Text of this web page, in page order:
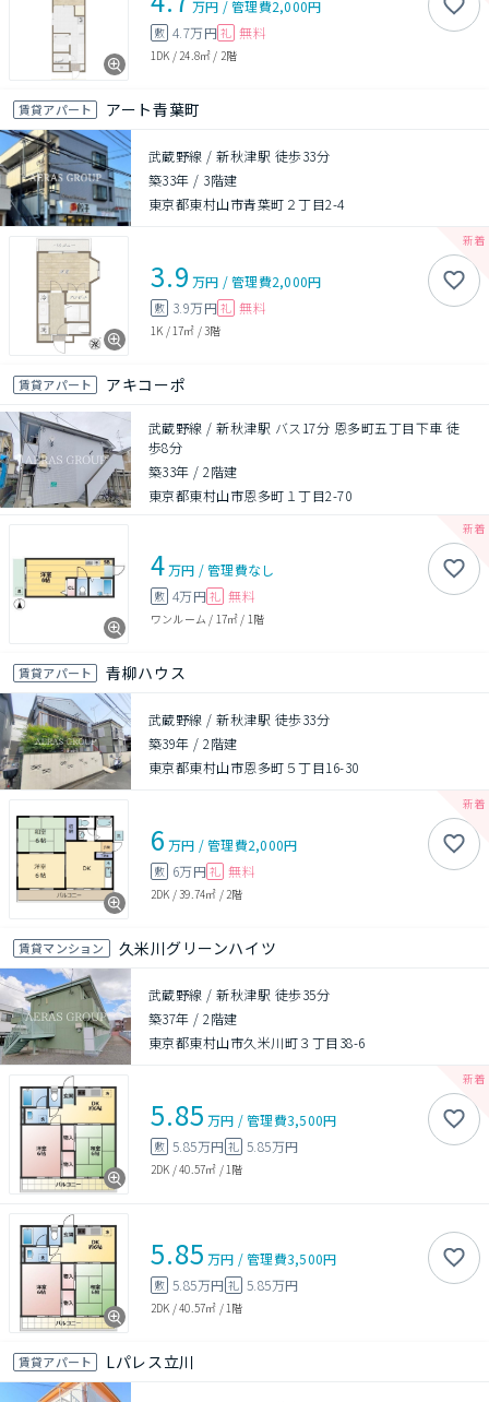
万円 /管理費2,000円
敷 4.7万円 礼 無料
1DK / 24.8㎡ / 2階
賃貸アパート アート青葉町
武蔵野線 / 新秋津駅 徒歩33分
築33年 / 3階建
東京都東村山市青葉町２丁目2-4
3.9 万円 /管理費2,000円
敷 3.9万円 礼 無料
1K / 17㎡ /3階
賃貸アパート アキコーポ
武蔵野線 / 新秋津駅 バス17分 恩多町五丁目下車 徒
歩8分
築33年 /2階建
東京都東村山市恩多町１丁目2-70
4万円 /管理費なし
敷 4万円 礼 無料
ワンルーム / 17㎡ / 1階
賃貸アパート 青柳ハウス
武蔵野線 / 新秋津駅 徒歩33分
築39年 /2階建
東京都東村山市恩多町５丁目16-30
6 万円 /管理費2,000円
敷 6万円 礼 無料
2DK /39.74㎡ / 2階
賃貸マンション 久米川グリーンハイツ
武蔵野線 / 新秋津駅 徒歩35分
築37年 /2階建
東京都東村山市久米川町３丁目38-6
5.85 万円 /管理費3,500円
敷 5.85万円 礼 5.85万円
2DK /40.57㎡ / 1階
5.85 万円 /管理費3,500円
敷 5.85万円 礼 5.85万円
2DK /40.57㎡ / 1階
賃貸アパート Lパレス立川